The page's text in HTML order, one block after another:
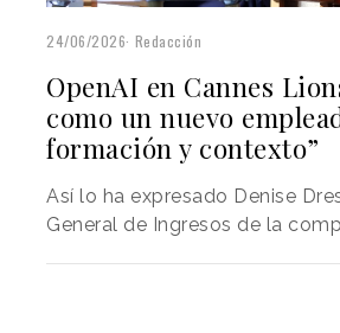
24/06/2026 Redacción
OpenAI en Cannes
como un nuevo
formación y contexto”
Así lo ha expresado Denise
General de Ingresos de la